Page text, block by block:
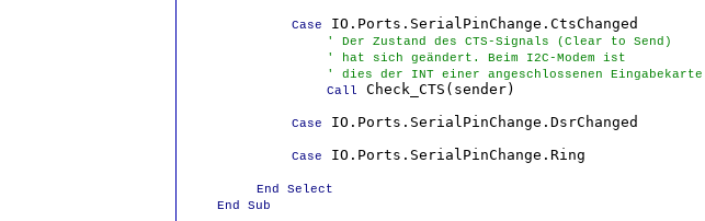
Case IO.Ports.SerialPinChange.CtsChanged
' hat sich geändert. Beim I2C-Modem ist
' dies der INT einer angeschlossenen Eingabekarte
Call
Check_CTS(sender)
Case IO.Ports.SerialPinChange.DsrChanged
Case IO.Ports.SerialPinChange.Ring
End Select
    End Sub